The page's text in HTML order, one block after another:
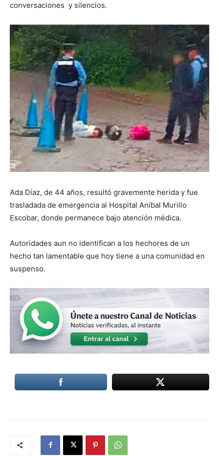
conversaciones y silencios.
Ada Díaz, de 44 años, resultó gravemente herida y fue
trasladada de emergencia al Hospital Aníbal Murillo
Escobar, donde permanece bajo atención médica.
Autoridades aun no identifican a los hechores de un
hecho tan lamentable que hoy tiene a una comunidad en
suspenso.